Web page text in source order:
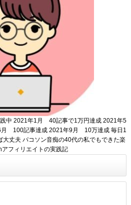
中 2021年1月 40記事で1万円達成 2021年5
100記事達成 2021年9月 10万達成 毎日1
丈夫 パコソン音痴の40代の私でもできた楽
アフィリエイトの実践記